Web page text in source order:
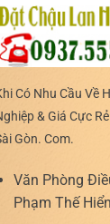
Có Nhu Cầu Về
& Giá Cực
Gòn. Com.
Văn Phòng
Phạm Thế